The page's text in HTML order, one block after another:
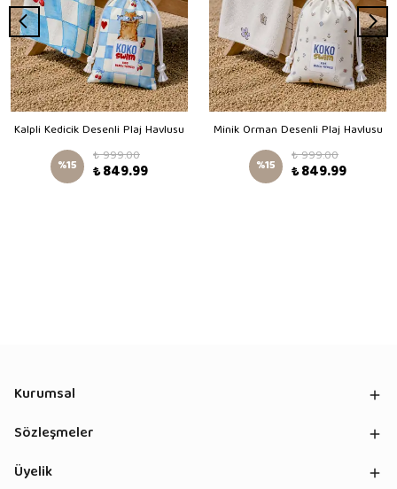
Kalpli Kedicik Desenli Plaj Havlusu
%15 ₺ 999.00
₺ 849.99
Minik Orman Desenli Plaj Havlusu
%15 ₺ 999.00
₺ 849.99
Kurumsal
Sözleşmeler
Üyelik